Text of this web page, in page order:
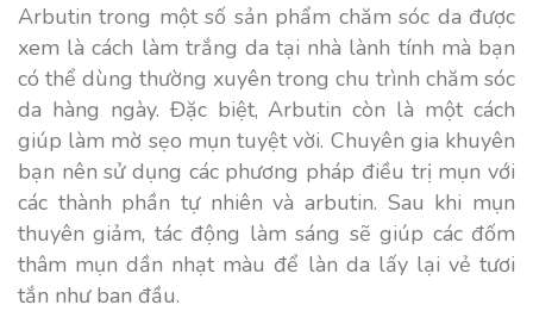
Arbutin trong một số sản phẩm chăm sóc da được
xem làcách làm trắng da tại nhà lành tính mà bạn
có thể dùng thường xuyên trong chu trình chăm sóc
da hàng ngày. Đặc biệt, Arbutin còn là một cách
giúp làm mờ sẹo mụn tuyệt vời. Chuyên gia khuyên
bạn nên sử dụng các phương pháp điều trị mụn với
các thành phần tự nhiên và arbutin. Sau khi mụn
thuyên giảm, tác động làm sáng sẽ giúp các đốm
thâm mụn dần nhạt màu để làn da lấy lại vẻ tươi
tắn như ban đầu.